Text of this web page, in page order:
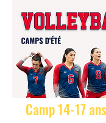
Camp 14-17